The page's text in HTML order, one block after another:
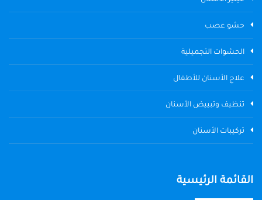
حشو عصب
الحشوات التجميلية
علاج الأسنان للأطفال
تنظيف وتبييض الأسنان
تركيبات الأسنان
القائمة الرئيسية